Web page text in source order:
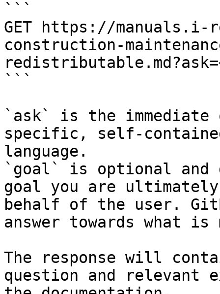
```
GET https://
construction-
```
`ask` is the
specific, self-
language.
`goal` is optional and
goal you are
behalf of the user.
answer towards what
The response will
question and relevant